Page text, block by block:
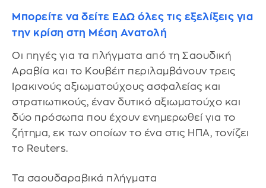
Μπορείτε να δείτε ΕΔΩ όλες τις εξελίξεις για
την κρίση στη Μέση Ανατολή
Οι πηγές για τα πλήγματα από τη Σαουδική
Αραβία και το Κουβέιτ περιλαμβάνουν τρεις
Ιρακινούς αξιωματούχους ασφαλείας και
στρατιωτικούς, έναν δυτικό αξιωματούχο και
δύο πρόσωπα που έχουν ενημερωθεί για το
ζήτημα, εκ των οποίων το ένα στις ΗΠΑ, τονίζει
το Reuters.
Τα σαουδαραβικά πλήγματα